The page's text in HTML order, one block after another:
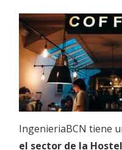
IngenieriaBCN tiene
el sector de la